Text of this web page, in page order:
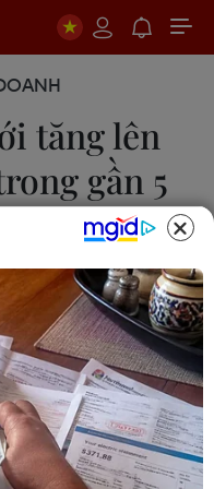
tăng lên
gần 5
tăng lên mức cao
giao dịch đánh giá
tấn công vào các
các nguồn cung